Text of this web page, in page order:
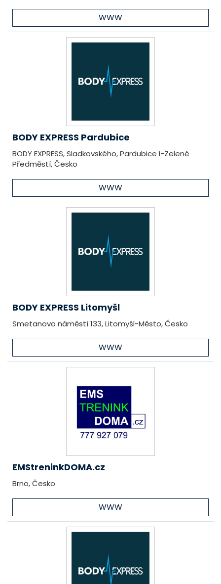
WWW
BODY EXPRESS Pardubice
BODY EXPRESS, Sladkovského, Pardubice I-Zelené
Předměstí, Česko
WWW
BODY EXPRESS Litomyšl
Smetanovo náměstí 133, Litomyšl-Město, Česko
WWW
EMStreninkDOMA.cz
Brno, Česko
WWW